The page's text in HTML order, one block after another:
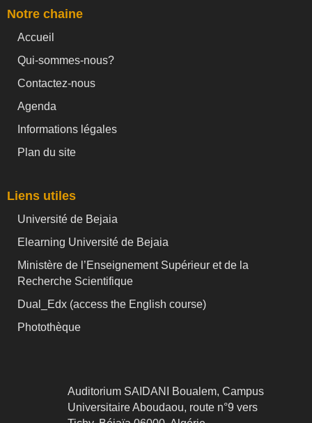
Notre chaine
Accueil
Qui-sommes-nous?
Contactez-nous
Agenda
Informations légales
Plan du site
Liens utiles
Université de Bejaia
Elearning Université de Bejaia
Ministère de l’Enseignement Supérieur et de la
Recherche Scientifique
Dual_Edx (access the English course)
Photothèque
Auditorium SAIDANI Boualem, Campus
Universitaire Aboudaou, route n°9 vers